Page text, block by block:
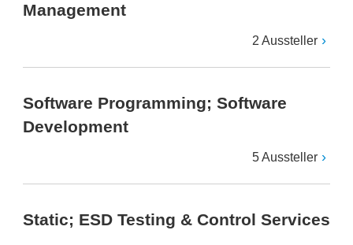
Management
2 Aussteller
Software Programming; Software
Development
5 Aussteller
Static; ESD Testing & Control Services